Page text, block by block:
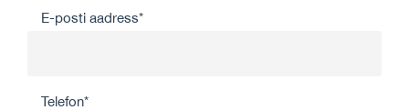
E-posti aadress*
Telefon*